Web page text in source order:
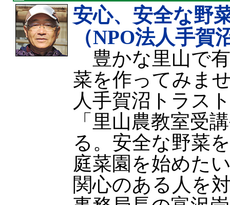
安心、安全な野
（NPO法人手賀
豊かな里山で
菜を作ってみま
人手賀沼トラス
「里山農教室受
る。安全な野菜
庭菜園を始めた
関心のある人を